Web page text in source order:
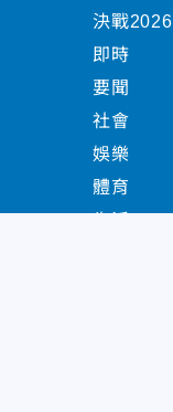
決戰2026
即時
要聞
社會
娛樂
體育